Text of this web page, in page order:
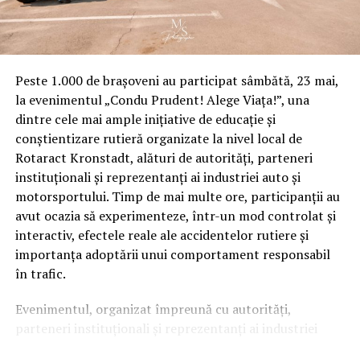
Fete 9-16 ani
Baieti 9-12 ani
Multumesc.
ARTICOLE PE ACEIASI TEMA:
URMATORUL
Anunt de incepere a implementarii proiectului societatii
TERRA-HOV SRL
NU RATATI
Anunt de incepere a implementarii proiectului societatii
ALKTEX METRAJE SRL
Peste 1.000 de brașoveni au participat sâmbătă, 23 mai,
la evenimentul „Condu Prudent! Alege Viața!”, una
dintre cele mai ample inițiative de educație și
conștientizare rutieră organizate la nivel local de
Rotaract Kronstadt, alături de autorități, parteneri
instituționali și reprezentanți ai industriei auto și
motorsportului. Timp de mai multe ore, participanții au
avut ocazia să experimenteze, într-un mod controlat și
interactiv, efectele reale ale accidentelor rutiere și
importanța adoptării unui comportament responsabil
în trafic.
Evenimentul, organizat împreună cu autorități,
parteneri instituționali și reprezentanți ai industriei